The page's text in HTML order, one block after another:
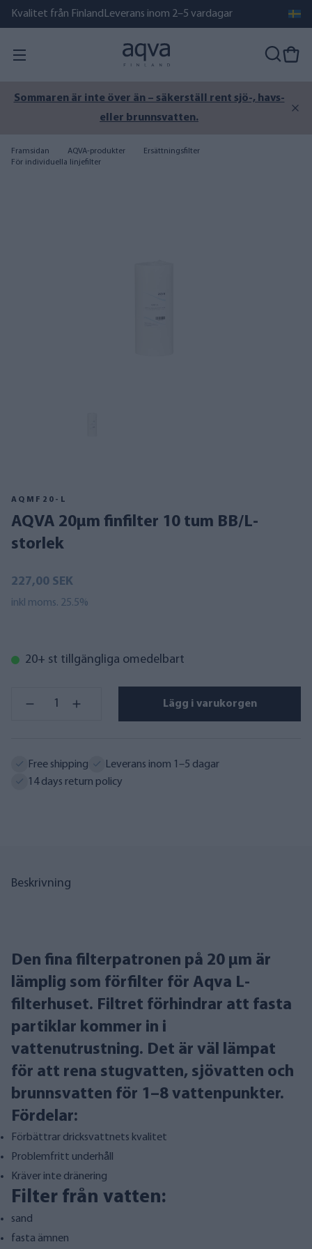
Kvalitet från Finland Leverans inom 2–5 vardagar
Sommaren är inte över än – säkerställ rent sjö-, havs-
eller brunnsvatten.
Framsidan AQVA-produkter
Ersättningsfilter
För individuella linjefilter
AQMF20-L
AQVA 20µm finfilter 10 tum BB/L-
storlek
227,00 SEK
inkl moms. 25.5%
20+ st tillgängliga omedelbart
Lägg i varukorgen
Free shipping
Leverans inom 1–5 dagar
14 days return policy
Beskrivning
Den fina filterpatronen på 20 µm är
lämplig som förfilter för Aqva L-
filterhuset. Filtret förhindrar att fasta
partiklar kommer in i
vattenutrustning. Det är väl lämpat
för att rena stugvatten, sjövatten och
brunnsvatten för 1–8 vattenpunkter.
Fördelar:
Förbättrar dricksvattnets kvalitet
Problemfritt underhåll
Kräver inte dränering
Filter från vatten:
sand
fasta ämnen